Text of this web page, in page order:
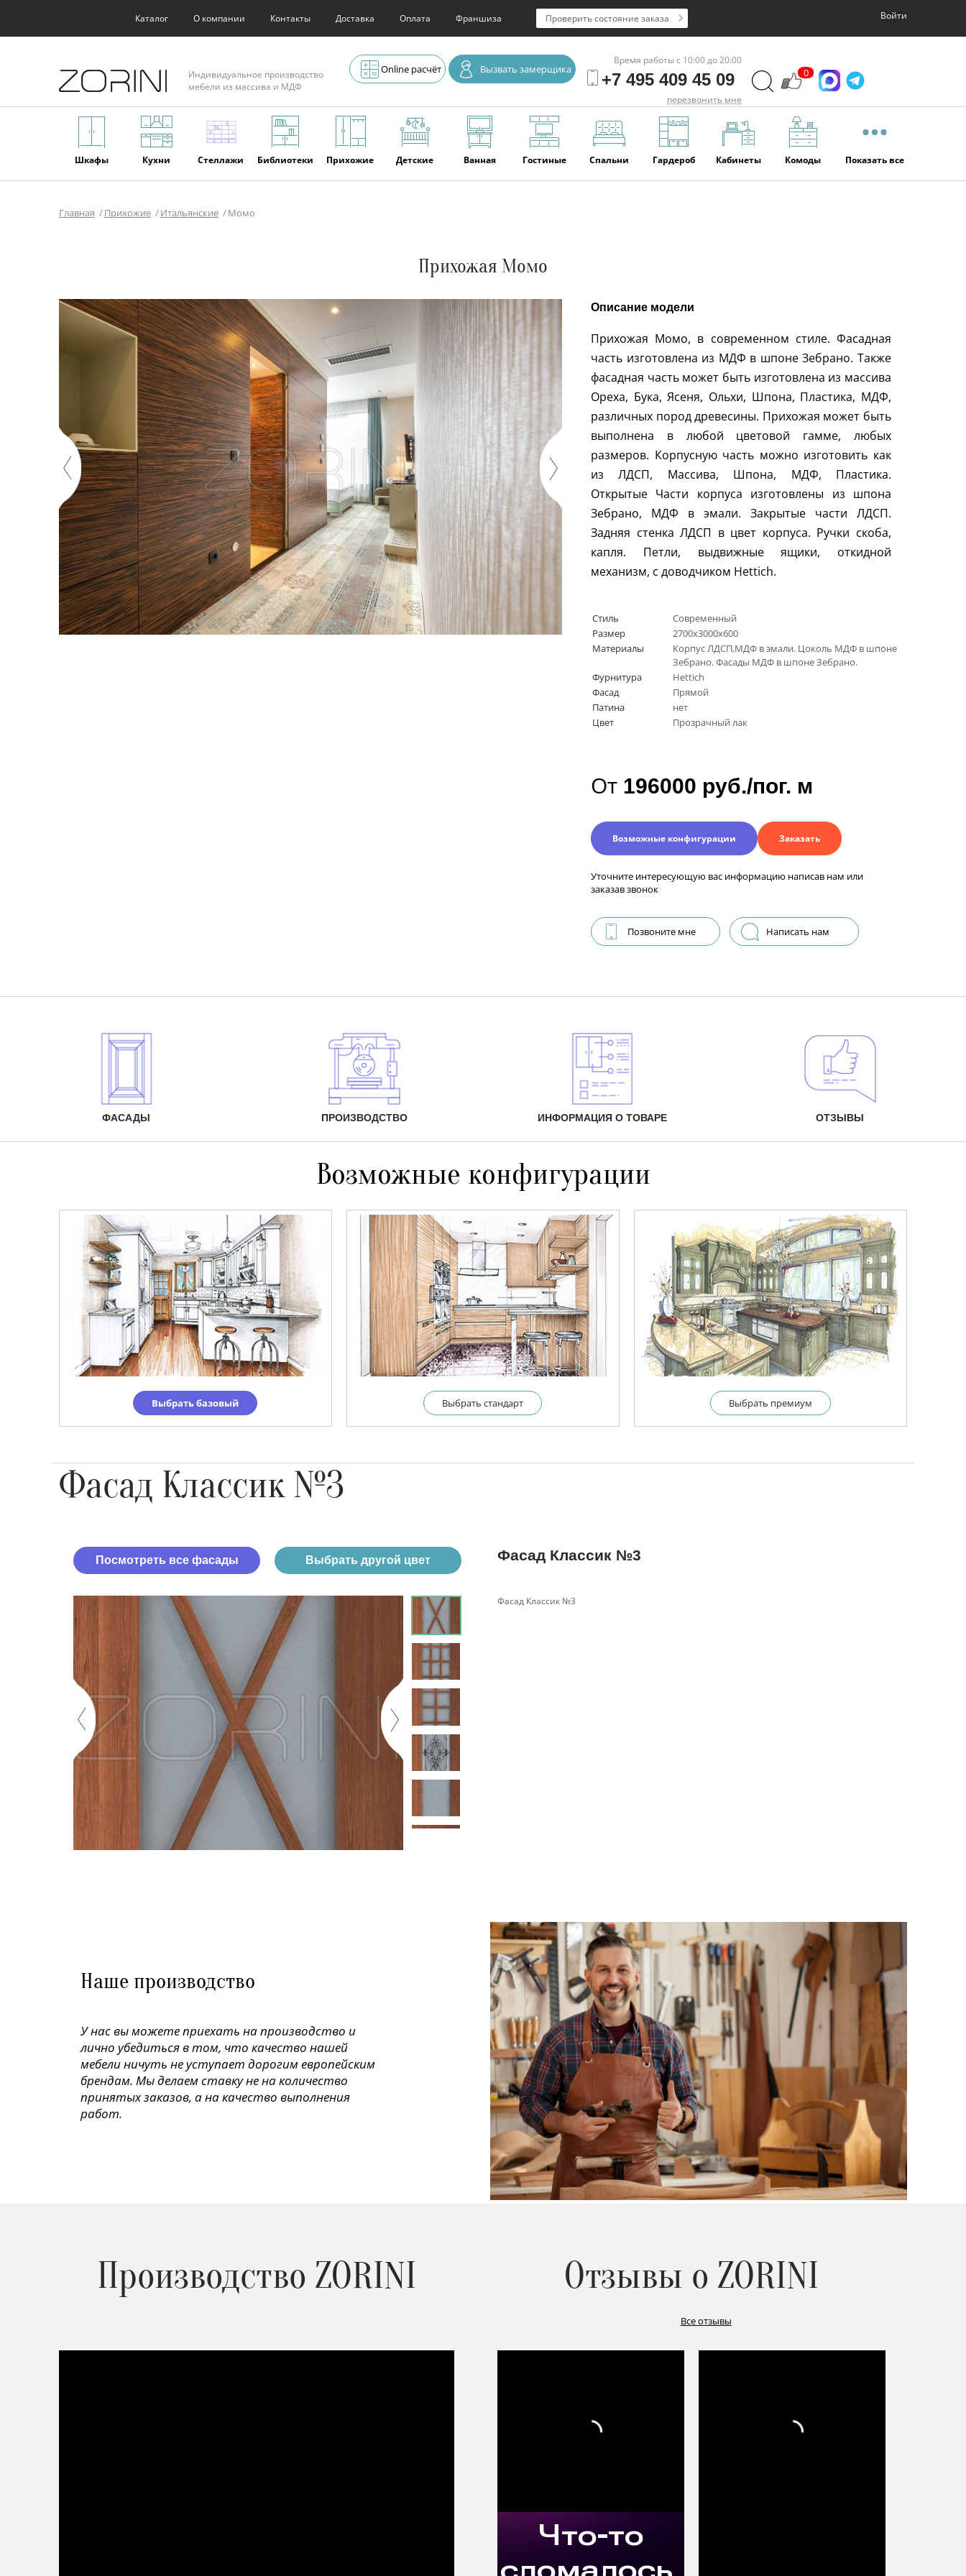
Каталог О компании Контакты Доставка Оплата Франшиза Войти
Проверить состояние заказа
Индивидуальное производство
мебели из массива и МДФ
Online расчёт Вызвать замерщика
Время работы с 10:00 до 20:00
+7 495 409 45 09
перезвонить мне
0
Шкафы Кухни Стеллажи Библиотеки Прихожие Детские Ванная Гостиные Спальни Гардероб Кабинеты Комоды Показать все
Главная Прихожие Итальянские Момо
Прихожая Момо
Описание модели
Прихожая Момо, в современном стиле. Фасадная
часть изготовлена из МДФ в шпоне Зебрано. Также
фасадная часть может быть изготовлена из массива
Ореха, Бука, Ясеня, Ольхи, Шпона, Пластика, МДФ,
различных пород древесины. Прихожая может быть
выполнена в любой цветовой гамме, любых
размеров. Корпусную часть можно изготовить как
из ЛДСП, Массива, Шпона, МДФ, Пластика.
Открытые Части корпуса изготовлены из шпона
Зебрано, МДФ в эмали. Закрытые части ЛДСП.
Задняя стенка ЛДСП в цвет корпуса. Ручки скоба,
капля. Петли, выдвижные ящики, откидной
механизм, с доводчиком Hettich.
Стиль
Современный
Размер
2700х3000х600
Материалы
Корпус ЛДСП,МДФ в эмали. Цоколь МДФ в шпоне
Зебрано. Фасады МДФ в шпоне Зебрано.
Фурнитура
Hettich
Фасад
Прямой
Патина
нет
Цвет
Прозрачный лак
От 196000 руб./пог. м
Возможные конфигурации Заказать
Уточните интересующую вас информацию написав нам или
заказав звонок
Позвоните мне Написать нам
ФАСАДЫ ПРОИЗВОДСТВО ИНФОРМАЦИЯ О ТОВАРЕ ОТЗЫВЫ
Возможные конфигурации
Выбрать базовый Выбрать cтандарт Выбрать премиум
Фасад Классик №3
Посмотреть все фасады Выбрать другой цвет Фасад Классик №3
Фасад Классик №3
Наше производство
У нас вы можете приехать на производство и
лично убедиться в том, что качество нашей
мебели ничуть не уступает дорогим европейским
брендам. Мы делаем ставку не на количество
принятых заказов, а на качество выполнения
работ.
Производство ZORINI Отзывы о ZORINI
Все отзывы